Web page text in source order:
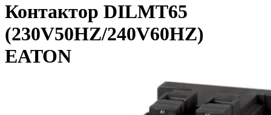
Контактор DILMT65
(230V50HZ/240V60HZ)
EATON